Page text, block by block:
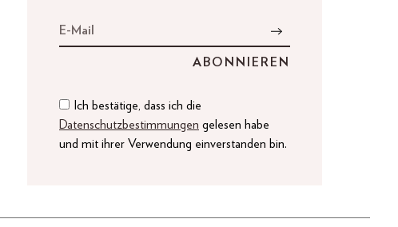
Ich bestätige, dass ich die
Datenschutzbestimmungen gelesen habe
und mit ihrer Verwendung einverstanden bin.